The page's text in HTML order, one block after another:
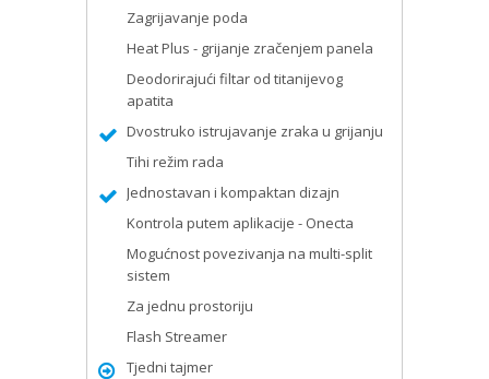
Zagrijavanje poda
Heat Plus - grijanje zračenjem panela
Deodorirajući filtar od titanijevog
apatita
Dvostruko istrujavanje zraka u grijanju
Tihi režim rada
Jednostavan i kompaktan dizajn
Kontrola putem aplikacije - Onecta
Mogućnost povezivanja na multi-split
sistem
Za jednu prostoriju
Flash Streamer
Tjedni tajmer